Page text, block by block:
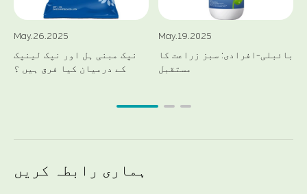
May.26.2025
نپک مبنی ہل اور نپک لینپک
کے درمیان کیا فرق ہیں ؟
May.19.2025
بائبلی-افرادی: سبز زراعت کا
مستقبل
ہماری رابطہ کریں